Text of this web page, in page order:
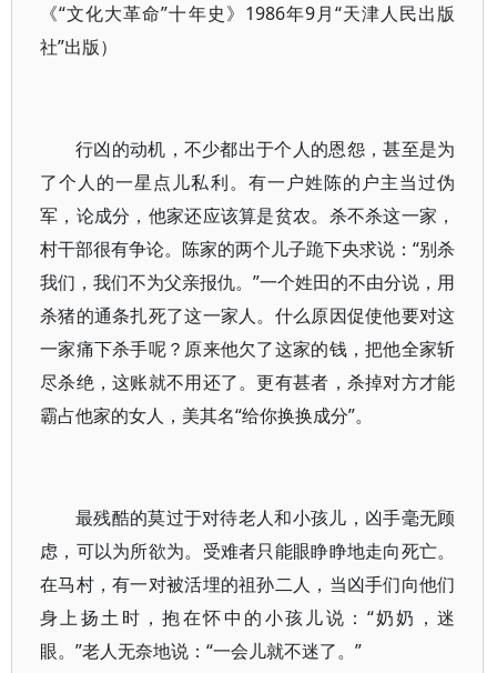
《“文化大革命”十年史》1986年9月“天津人民出版
社”出版）
行凶的动机，不少都出于个人的恩怨，甚至是为
了个人的一星点儿私利。有一户姓陈的户主当过伪
军，论成分，他家还应该算是贫农。杀不杀这一家，
村干部很有争论。陈家的两个儿子跪下央求说：“别杀
我们，我们不为父亲报仇。”一个姓田的不由分说，用
杀猪的通条扎死了这一家人。什么原因促使他要对这
一家痛下杀手呢？原来他欠了这家的钱，把他全家斩
尽杀绝，这账就不用还了。更有甚者，杀掉对方才能
霸占他家的女人，美其名“给你换换成分”。
最残酷的莫过于对待老人和小孩儿，凶手毫无顾
虑，可以为所欲为。受难者只能眼睁睁地走向死亡。
在马村，有一对被活埋的祖孙二人，当凶手们向他们
身上扬土时，抱在怀中的小孩儿说：“奶奶，迷
眼。”老人无奈地说：“一会儿就不迷了。”